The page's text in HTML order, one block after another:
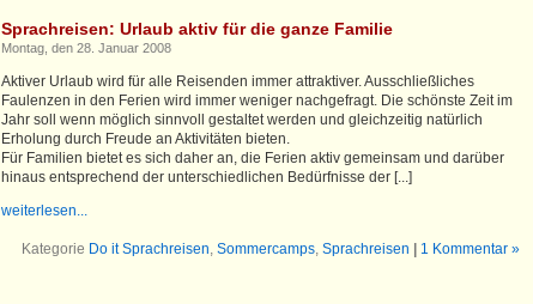
Sprachreisen: Urlaub aktiv für die ganze Familie
Montag, den 28. Januar 2008
Aktiver Urlaub wird für alle Reisenden immer attraktiver. Ausschließliches
Faulenzen in den Ferien wird immer weniger nachgefragt. Die schönste Zeit im
Jahr soll wenn möglich sinnvoll gestaltet werden und gleichzeitig natürlich
Erholung durch Freude an Aktivitäten bieten.
Für Familien bietet es sich daher an, die Ferien aktiv gemeinsam und darüber
hinaus entsprechend der unterschiedlichen Bedürfnisse der [...]
weiterlesen...
Kategorie Do it Sprachreisen, Sommercamps, Sprachreisen 1 Kommentar »